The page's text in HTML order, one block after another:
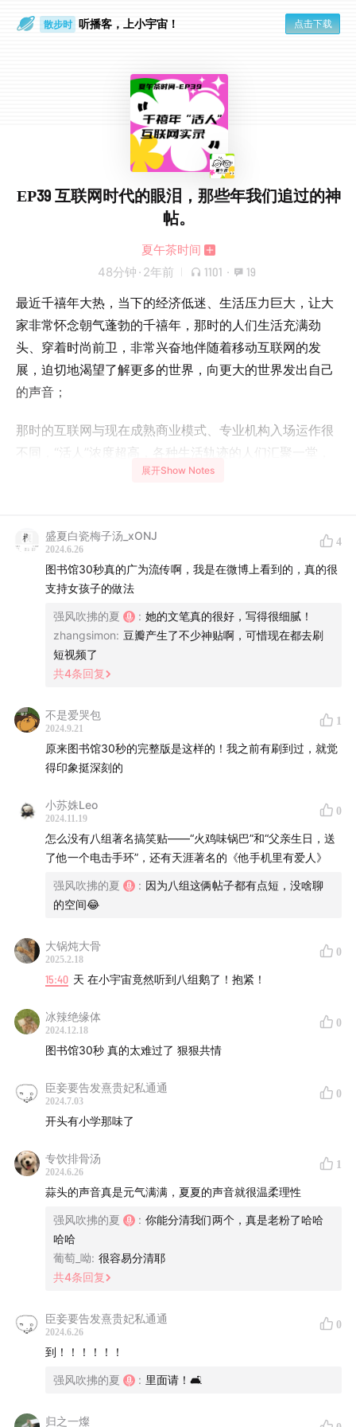
散步时 听播客，上小宇宙！ 点击下载
EP39 互联网时代的眼泪，那些年我们追过的神
帖。
夏午茶时间
48分钟 · 2年前 1101 · 19
最近千禧年大热，当下的经济低迷、生活压力巨大，让大
家非常怀念朝气蓬勃的千禧年，那时的人们生活充满劲
头、穿着时尚前卫，非常兴奋地伴随着移动互联网的发
展，迫切地渴望了解更多的世界，向更大的世界发出自己
的声音；
那时的互联网与现在成熟商业模式、专业机构入场运作很
不同，“活人”浓度超高，各种生活轨迹的人们汇聚一堂，
稚嫩、兴奋、莽撞地在互联网冲浪，讲述自己的故事，机
本期，我们就来聊一聊，冲浪20年那些让我们印象深刻的
互联网神帖，搭上这班时光穿梭车，去千禧年的PC端互联
网时代度假吧~
如果你也有经典的互联网神帖，或自己非常喜欢的互联网
帖子，欢迎👏🏻评论区分享，也希望大家友善互动~
如果你有想听的选题、我们反馈意见、联系我们或加入听
————PC端互联网时代分割线————
时间轴：
01:44
《图书馆30s》会平等地发生在每个人身上，刻烟
吸肺神帖
感情的游离，模糊的边界，感情的不忠就像一碗馊
饭，能不能吃得下是每个人的选择
16:12
网传要被顾长卫改编翻拍的神帖《暗暗喜欢的男孩
是个智障》
津乐道！
《北大讲堂的世纪钟声》，感情中的沉没成本，在
放下的那一刻是最少的
求网友支招！五行缺日怎么起名？
33:13 捡到东西联系不到失主怎么办？写手写不出来的超
巧妙招数！
出轨捉奸，跳出自证陷阱的有用帖，看完为女生的
机智疯狂打call
网络上碎片化的无效信息更值得警惕，不知道做什
主播：
夏夏、蒜头
配乐：
展开Show Notes
盛夏白瓷梅子汤_xONJ
2024.6.26
4
图书馆30秒真的广为流传啊，我是在微博上看到的，真的很
支持女孩子的做法
强风吹拂的夏 : 她的文笔真的很好，写得很细腻！
zhangsimon: 豆瓣产生了不少神贴啊，可惜现在都去刷
短视频了
共4条回复
不是爱哭包
2024.9.21
1
原来图书馆30秒的完整版是这样的！我之前有刷到过，就觉
得印象挺深刻的
小苏姝Leo
2024.11.19
0
怎么没有八组著名搞笑贴——“火鸡味锅巴”和“父亲生日，送
了他一个电击手环”，还有天涯著名的《他手机里有爱人》
强风吹拂的夏 : 因为八组这俩帖子都有点短，没啥聊
的空间😂
大锅炖大骨
2025.2.18
0
15:40 天 在小宇宙竟然听到八组鹅了！抱紧！
冰辣绝缘体
2024.12.18
0
图书馆30秒 真的太难过了 狠狠共情
臣妾要告发熹贵妃私通通
2024.7.03
0
开头有小学那味了
专饮排骨汤
2024.6.26
1
蒜头的声音真是元气满满，夏夏的声音就很温柔理性
强风吹拂的夏 : 你能分清我们两个，真是老粉了哈哈
哈哈
葡萄_呦: 很容易分清耶
共4条回复
臣妾要告发熹贵妃私通通
2024.6.26
0
到！！！！！！
强风吹拂的夏 : 里面请！🛋
归之一燦